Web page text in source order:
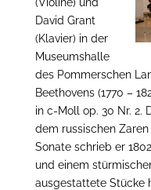
David Grant
(Klavier) in der
Museumshalle
des Pommerschen
Beethovens (1770 –
in c-Moll op. 30 Nr. 2.
dem russischen
Sonate schrieb er
und einem
ausgestattete Stücke